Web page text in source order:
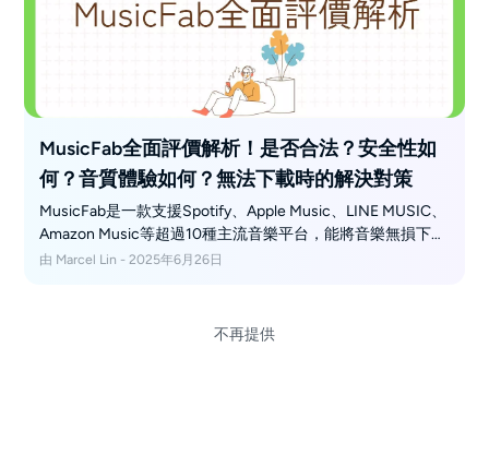
決方案，盡情體驗無限制的音樂樂趣！
MusicFab全面評價解析！是否合法？安全性如
何？音質體驗如何？無法下載時的解決對策
MusicFab是一款支援Spotify、Apple Music、LINE MUSIC、
Amazon Music等超過10種主流音樂平台，能將音樂無損下載
至MP3、WAV、FLAC等多種格式的下載工具。操作簡單下載
由 Marcel Lin - 2025年6月26日
不再提供